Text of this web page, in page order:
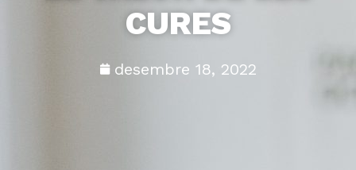
CURES
desembre 18, 2022